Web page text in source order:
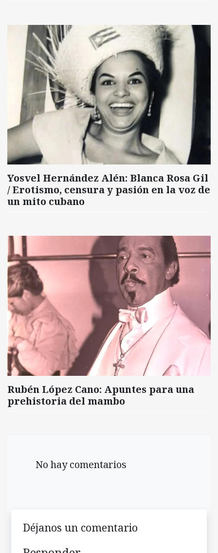
Yosvel Hernández Alén: Blanca Rosa Gil
/ Erotismo, censura y pasión en la voz de
un mito cubano
Rubén López Cano: Apuntes para una
prehistoria del mambo
No hay comentarios
Déjanos un comentario